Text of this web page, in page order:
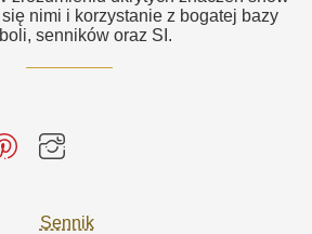
nimi i korzystanie z bogatej bazy
senników oraz SI.
Sennik